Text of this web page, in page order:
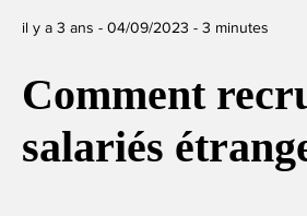
il y a 3 ans - 04/09/2023 - 3 minutes
Comment
salariés